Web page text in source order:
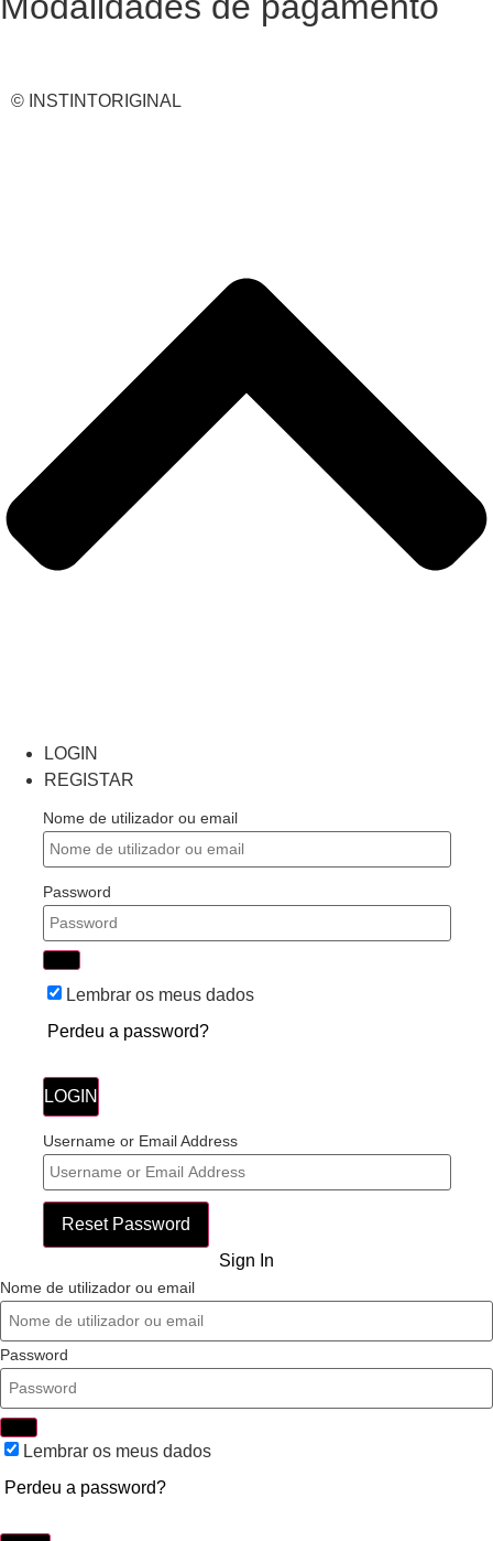
© INSTINTORIGINAL
LOGIN
REGISTAR
Nome de utilizador ou email
Password
Lembrar os meus dados
Perdeu a password?
LOGIN
Username or Email Address
Reset Password
Sign In
Nome de utilizador ou email
Password
Lembrar os meus dados
Perdeu a password?